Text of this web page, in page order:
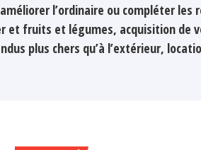
l’ordinaire ou compléter les
et fruits et légumes, acquisition de
plus chers qu’à l’extérieur,